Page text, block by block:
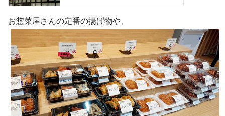
お惣菜屋さんの定番の揚げ物や、